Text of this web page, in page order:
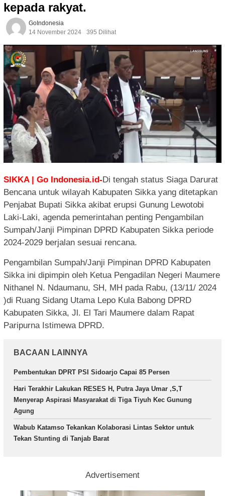
kepada rakyat.
GoIndonesia
14 November 2024
395 Dilihat
SIKKA | Go Indonesia.id-Di tengah status Siaga Darurat
Bencana untuk wilayah Kabupaten Sikka yang ditetapkan
Penjabat Bupati Sikka akibat erupsi Gunung Lewotobi
Laki-Laki, agenda pemerintahan penting Pengambilan
Sumpah/Janji Pimpinan DPRD Kabupaten Sikka periode
2024-2029 berjalan sesuai rencana.
Pengambilan Sumpah/Janji Pimpinan DPRD Kabupaten
Sikka ini dipimpin oleh Ketua Pengadilan Negeri Maumere
Nithanel N. Ndaumanu, SH, MH pada Rabu, (13/11/ 2024
)di Ruang Sidang Utama Lepo Kula Babong DPRD
Kabupaten Sikka, Jl. El Tari Maumere dalam Rapat
Paripurna Istimewa DPRD.
BACAAN LAINNYA
Pembentukan DPRT PSI Sidoarjo Capai 85 Persen
Hari Terakhir Lakukan RESES H, Putra Jaya Umar ,S,T
Menyerap Aspirasi Masyarakat di Tiga Tiyuh Kec Gunung
Agung
Wabub Katamso Tekankan Kolaborasi Lintas Sektor untuk
Tekan Stunting di Tanjab Barat
Advertisement